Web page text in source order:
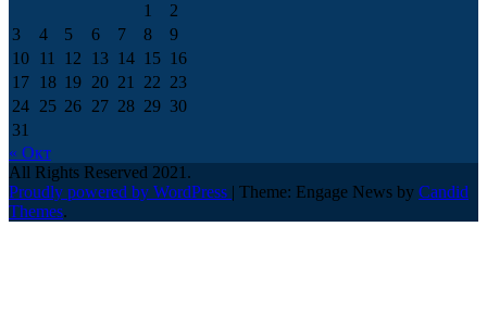
1
2
3
4 5 6 7 8
9
10 11 12 13 14 15 16
17 18 19 20 21 22 23
24 25 26 27 28 29 30
31
« Окт
All Rights Reserved 2021.
Proudly powered by WordPress | Theme: Engage News by Candid
Themes.